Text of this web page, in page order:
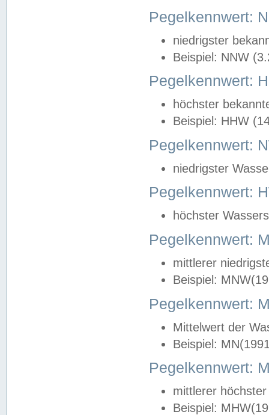
Pegelkennwert:
niedrigster
Beispiel: NNW
Pegelkennwert:
höchster
Beispiel: HHW
Pegelkennwert:
niedrigster
Pegelkennwert:
höchster
Pegelkennwert:
mittlerer
Beispiel:
Pegelkennwert:
Mittelwert der
Beispiel:
Pegelkennwert:
mittlerer
Beispiel: